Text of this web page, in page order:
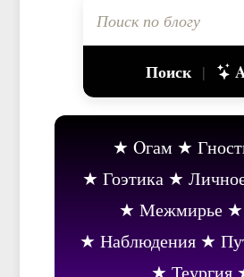
Поиск |
Oгам
Гоэтика
Межмирье
Наблюдения
Теургия